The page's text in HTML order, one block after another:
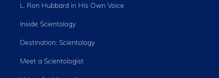
L. Ron Hubbard in His Own Voice
Inside Scientology
Destination: Scientology
Meet a Scientologist